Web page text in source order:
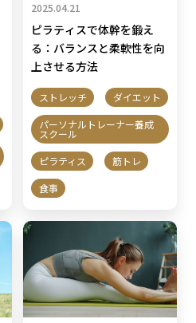
2025.04.21
ピラティスで体幹を鍛え
る：バランスと柔軟性を向
上させる方法
ストレッチ
ダイエット
パーソナルトレーナー養成
スクール
ピラティス
筋トレ
食事